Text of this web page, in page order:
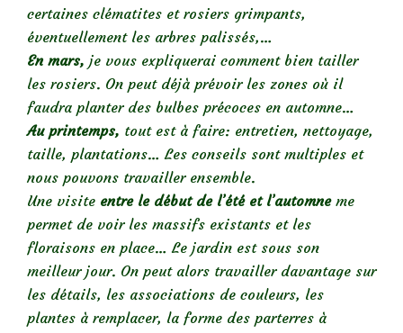
certaines clématites et rosiers grimpants,
éventuellement les arbres palissés,…
En mars, je vous expliquerai comment bien tailler
les rosiers. On peut déjà prévoir les zones où il
faudra planter des bulbes précoces en automne…
Au printemps, tout est à faire: entretien, nettoyage,
taille, plantations… Les conseils sont multiples et
nous pouvons travailler ensemble.
Une visite entre le début de l’été et l’automneme
permet de voir les massifs existants et les
floraisons en place… Le jardin est sous son
meilleur jour. On peut alors travailler davantage sur
les détails, les associations de couleurs, les
plantes à remplacer, la forme des parterres à